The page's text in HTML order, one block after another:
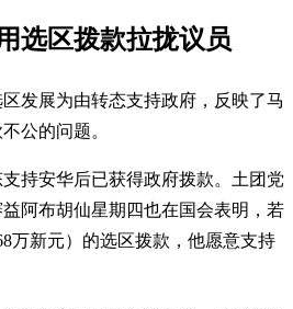
选区拨款拉拢议员
发展为由转态支持政府，反映了马
公的问题。
支持安华后已获得政府拨款。土团党
阿布胡仙星期四也在国会表明，若
万新元）的选区拨款，他愿意支持